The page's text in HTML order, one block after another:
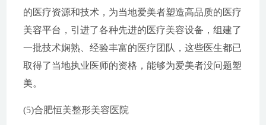
的医疗资源和技术，为当地爱美者塑造高品质的医疗
美容平台，引进了各种先进的医疗美容设备，组建了
一批技术娴熟、经验丰富的医疗团队，这些医生都已
取得了当地执业医师的资格，能够为爱美者没问题塑
美。
(5)合肥恒美整形美容医院